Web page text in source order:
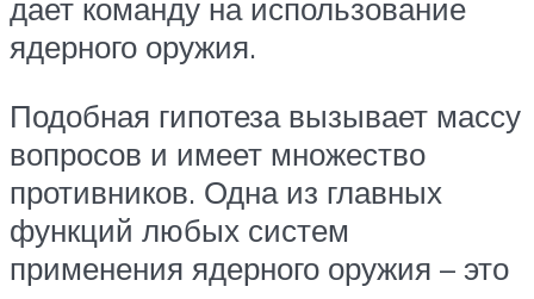
дает команду на использование
ядерного оружия.
Подобная гипотеза вызывает массу
вопросов и имеет множество
противников. Одна из главных
функций любых систем
применения ядерного оружия – это